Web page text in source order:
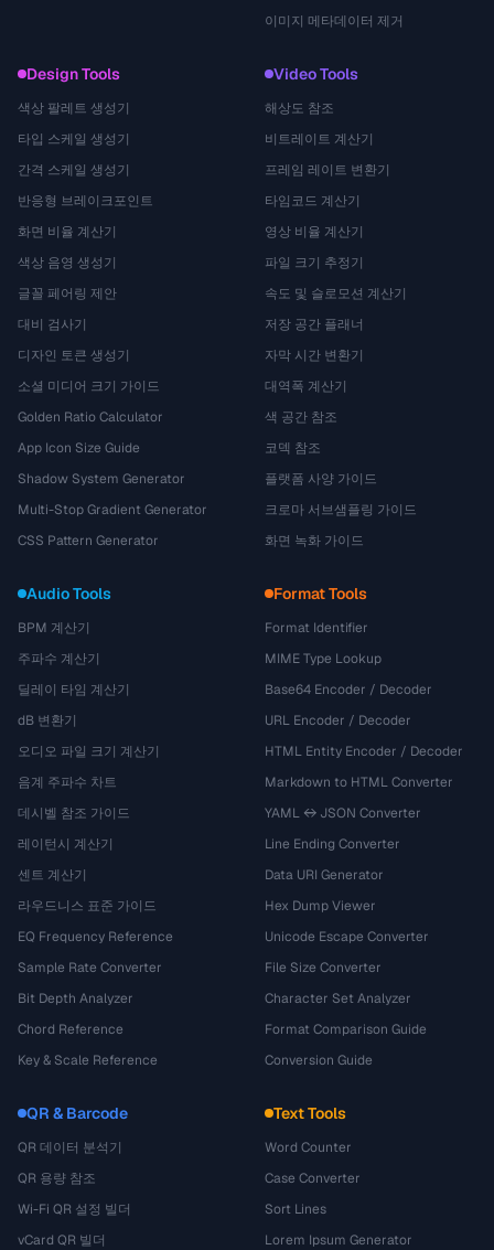
이미지 메타데이터 제거
Design Tools
색상 팔레트 생성기
타입 스케일 생성기
간격 스케일 생성기
반응형 브레이크포인트
화면 비율 계산기
색상 음영 생성기
글꼴 페어링 제안
대비 검사기
디자인 토큰 생성기
소셜 미디어 크기 가이드
Golden Ratio Calculator
App Icon Size Guide
Shadow System Generator
Multi-Stop Gradient Generator
CSS Pattern Generator
Video Tools
해상도 참조
비트레이트 계산기
프레임 레이트 변환기
타임코드 계산기
영상 비율 계산기
파일 크기 추정기
속도 및 슬로모션 계산기
저장 공간 플래너
자막 시간 변환기
대역폭 계산기
색 공간 참조
코덱 참조
플랫폼 사양 가이드
크로마 서브샘플링 가이드
화면 녹화 가이드
Audio Tools
BPM 계산기
주파수 계산기
딜레이 타임 계산기
dB 변환기
오디오 파일 크기 계산기
음계 주파수 차트
데시벨 참조 가이드
레이턴시 계산기
센트 계산기
라우드니스 표준 가이드
EQ Frequency Reference
Sample Rate Converter
Bit Depth Analyzer
Chord Reference
Key & Scale Reference
Format Tools
Format Identifier
MIME Type Lookup
Base64 Encoder / Decoder
URL Encoder / Decoder
HTML Entity Encoder / Decoder
Markdown to HTML Converter
YAML ↔ JSON Converter
Line Ending Converter
Data URI Generator
Hex Dump Viewer
Unicode Escape Converter
File Size Converter
Character Set Analyzer
Format Comparison Guide
Conversion Guide
QR & Barcode
QR 데이터 분석기
QR 용량 참조
Wi-Fi QR 설정 빌더
vCard QR 빌더
Text Tools
Word Counter
Case Converter
Sort Lines
Lorem Ipsum Generator